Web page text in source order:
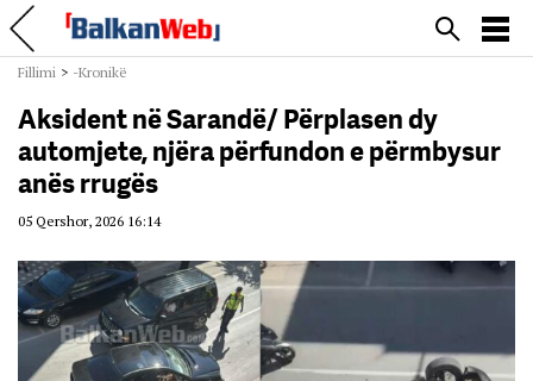
Fillimi > -Kronikë
Aksident në Sarandë/ Përplasen dy
automjete, njëra përfundon e përmbysur
anës rrugës
05 Qershor, 2026 16:14